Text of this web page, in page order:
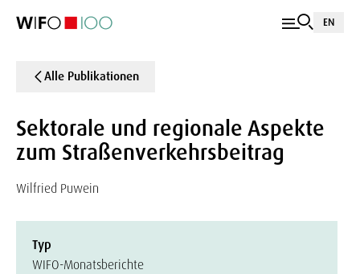
EN
Alle Publikationen
Sektorale und regionale Aspekte
zum Straßenverkehrsbeitrag
Wilfried Puwein
Typ
WIFO-Monatsberichte